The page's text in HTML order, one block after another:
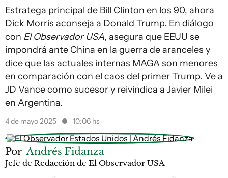
Estratega principal de Bill Clinton en los 90, ahora
Dick Morris aconseja a Donald Trump. En diálogo
con El Observador USA, asegura que EEUU se
impondrá ante China en la guerra de aranceles y
dice que las actuales internas MAGA son menores
en comparación con el caos del primer Trump. Ve a
JD Vance como sucesor y reivindica a Javier Milei
en Argentina.
4 de mayo 2025 10:06 hs
Por Andrés Fidanza
Jefe de Redacción de El Observador USA